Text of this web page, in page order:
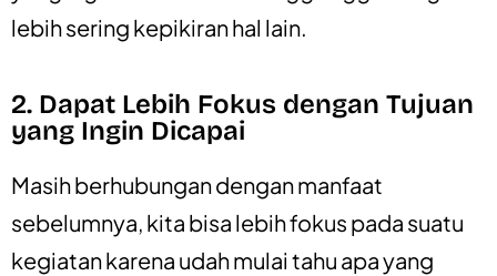
lebih sering kepikiran hal lain.
2. Dapat Lebih Fokus dengan Tujuan
yang Ingin Dicapai
Masih berhubungan dengan manfaat
sebelumnya, kita bisa lebih fokus pada suatu
kegiatan karena udah mulai tahu apa yang